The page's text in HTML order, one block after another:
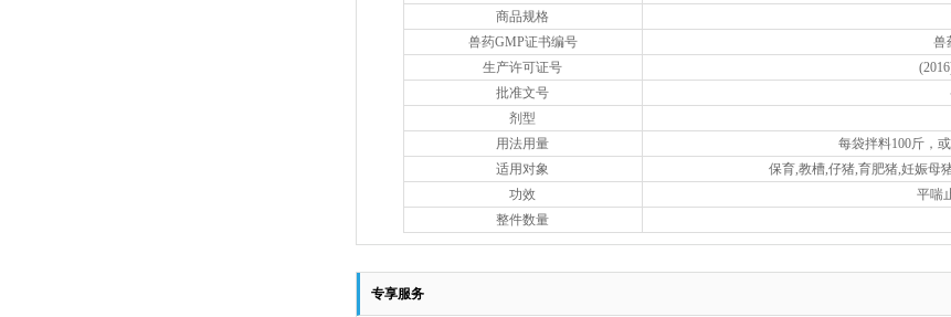
商品规格
兽药GMP证书编号
兽
生产许可证号
批准文号
剂型
用法用量
每袋拌料100斤，
适用对象
保育,教槽,仔猪,育肥猪,妊娠母
功效
平喘
整件数量
专享服务